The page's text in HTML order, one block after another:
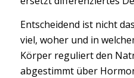
Entscheidend ist nicht
viel, woher und in
Körper reguliert den
abgestimmt über